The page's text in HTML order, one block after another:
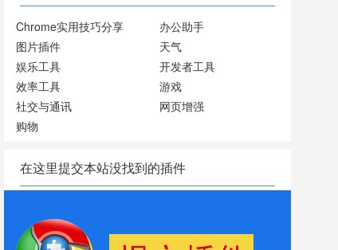
Chrome实用技巧分享
办公助手
图片插件
天气
娱乐工具
开发者工具
效率工具
游戏
社交与通讯
网页增强
购物
在这里提交本站没找到的插件